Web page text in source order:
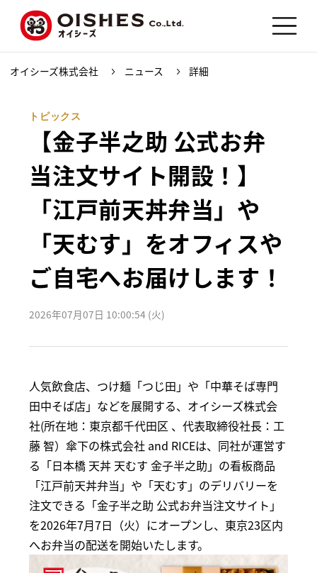
オイシーズ株式会社 ニュース 詳細
トピックス
【金子半之助 公式お弁
当注文サイト開設！】
「江戸前天丼弁当」や
「天むす」をオフィスや
ご自宅へお届けします！
2026年07月07日 10:00:54 (火)
人気飲食店、つけ麺「つじ田」や「中華そば専門
田中そば店」などを展開する、オイシーズ株式会
社(所在地：東京都千代田区 、代表取締役社長：工
藤 智）傘下の株式会社 and RICEは、同社が運営す
る「日本橋 天丼 天むす 金子半之助」の看板商品
「江戸前天丼弁当」や「天むす」のデリバリーを
注文できる「金子半之助 公式お弁当注文サイト」
を2026年7月7日（火）にオープンし、東京23区内
へお弁当の配送を開始いたします。